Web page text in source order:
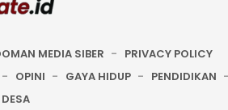
MEDIA SIBER
PRIVACY POLICY
OPINI GAYA HIDUP PENDIDIKAN
DESA